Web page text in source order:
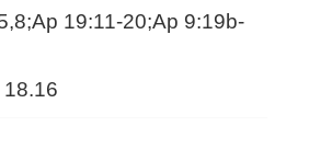
19:11-20;Ap 9:19b-
18.16